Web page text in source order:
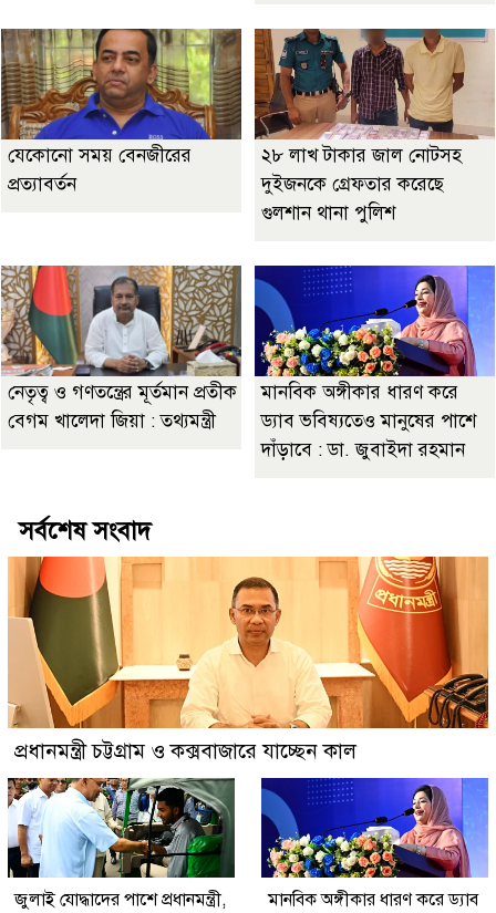
যেকোনো সময় বেনজীরের
প্রত্যাবর্তন
২৮ লাখ টাকার জাল নোটসহ
দুইজনকে গ্রেফতার করেছে
গুলশান থানা পুলিশ
নেতৃত্ব ও গণতন্ত্রের মূর্তমান প্রতীক
বেগম খালেদা জিয়া : তথ্যমন্ত্রী
মানবিক অঙ্গীকার ধারণ করে
ড্যাব ভবিষ্যতেও মানুষের পাশে
দাঁড়াবে : ডা. জুবাইদা রহমান
সর্বশেষ সংবাদ
প্রধানমন্ত্রী চট্টগ্রাম ও কক্সবাজারে যাচ্ছেন কাল
জুলাই যোদ্ধাদের পাশে প্রধানমন্ত্রী,
মানবিক অঙ্গীকার ধারণ করে ড্যাব